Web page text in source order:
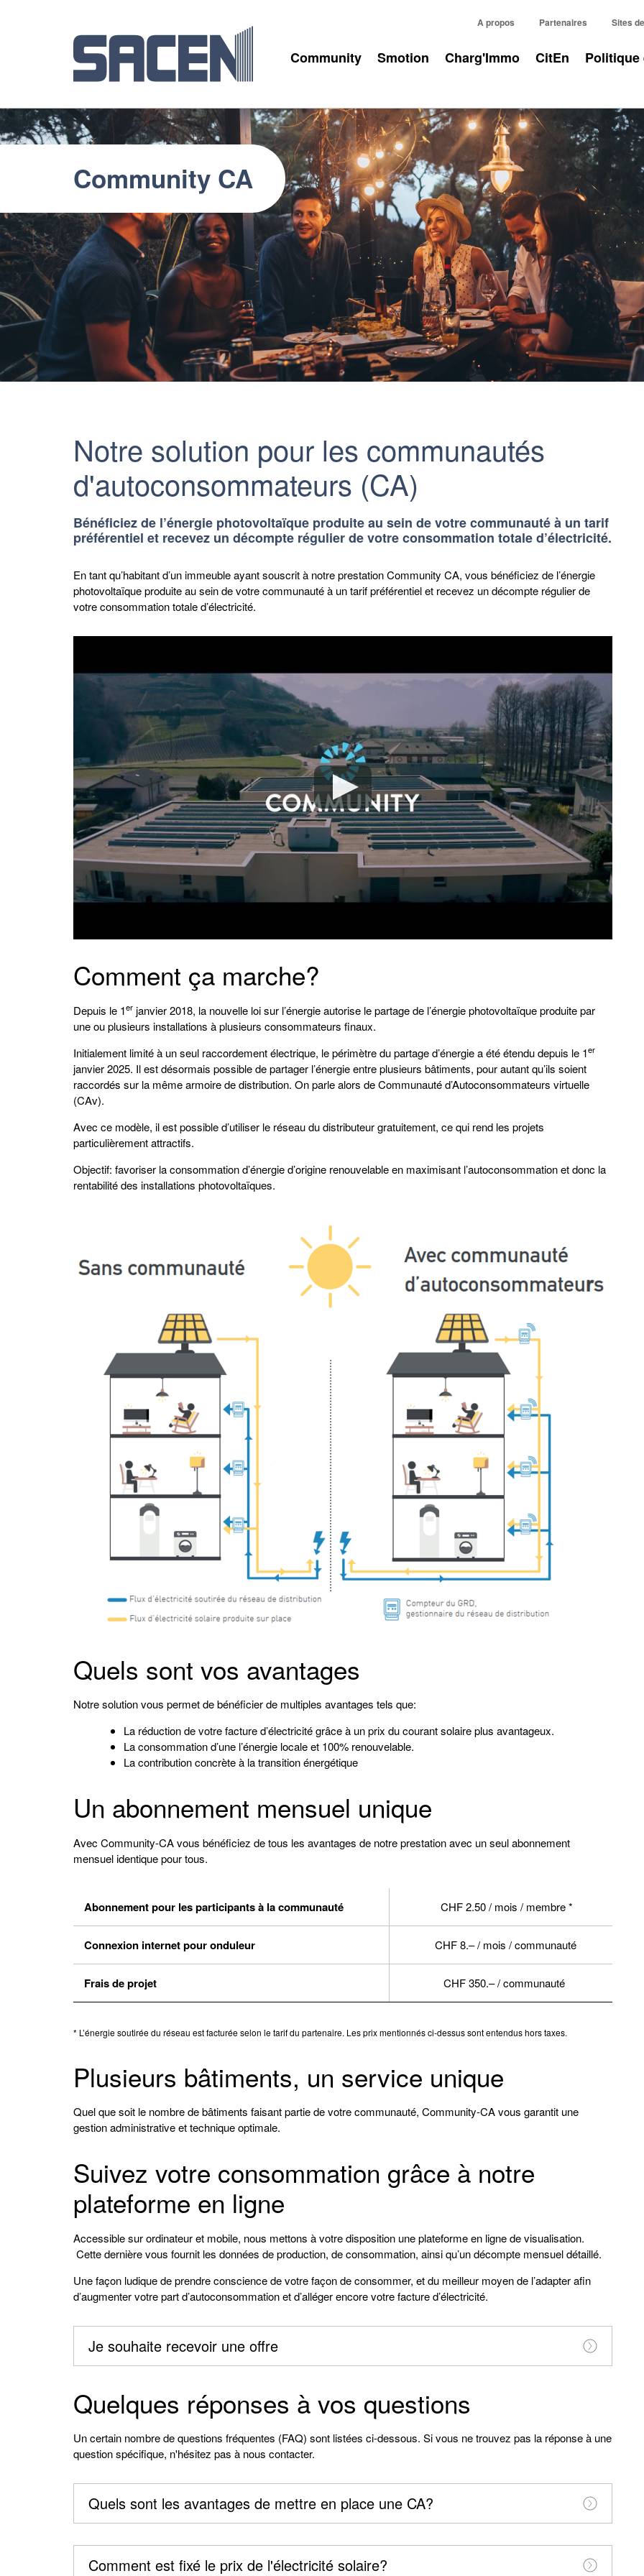
A propos Partenaires Sites
Community Smotion Charg'Immo CitEn Politique
Community CA
Notre solution pour les communautés
d'autoconsommateurs (CA)
Bénéficiez de l’énergie photovoltaïque produite au sein de votre communauté à un tarif
préférentiel et recevez un décompte régulier de votre consommation totale d’électricité.
En tant qu’habitant d’un immeuble ayant souscrit à notre prestation Community CA, vous bénéficiez de l’énergie
photovoltaïque produite au sein de votre communauté à un tarif préférentiel et recevez un décompte régulier de
votre consommation totale d’électricité.
Comment ça marche?
Depuis le 1er janvier 2018, la nouvelle loi sur l’énergie autorise le partage de l’énergie photovoltaïque produite par
une ou plusieurs installations à plusieurs consommateurs finaux.
Initialement limité à un seul raccordement électrique, le périmètre du partage d’énergie a été étendu depuis le 1er
janvier 2025. Il est désormais possible de partager l’énergie entre plusieurs bâtiments, pour autant qu’ils soient
raccordés sur la même armoire de distribution. On parle alors de Communauté d’Autoconsommateurs virtuelle
(CAv).
Avec ce modèle, il est possible d’utiliser le réseau du distributeur gratuitement, ce qui rend les projets
particulièrement attractifs.
Objectif: favoriser la consommation d’énergie d’origine renouvelable en maximisant l’autoconsommation et donc la
rentabilité des installations photovoltaïques.
Quels sont vos avantages
Notre solution vous permet de bénéficier de multiples avantages tels que:
La réduction de votre facture d’électricité grâce à un prix du courant solaire plus avantageux.
La consommation d’une l’énergie locale et 100% renouvelable.
La contribution concrète à la transition énergétique
Un abonnement mensuel unique
Avec Community-CA vous bénéficiez de tous les avantages de notre prestation avec un seul abonnement
mensuel identique pour tous.
Abonnement pour les participants à la communauté CHF 2.50 / mois / membre *
Connexion internet pour onduleur CHF 8.– / mois / communauté
Frais de projet CHF 350.– / communauté
* L’énergie soutirée du réseau est facturée selon le tarif du partenaire. Les prix mentionnés ci-dessus sont entendus hors taxes.
Plusieurs bâtiments, un service unique
Quel que soit le nombre de bâtiments faisant partie de votre communauté, Community-CA vous garantit une
gestion administrative et technique optimale.
Suivez votre consommation grâce à notre
plateforme en ligne
Accessible sur ordinateur et mobile, nous mettons à votre disposition une plateforme en ligne de visualisation.
Cette dernière vous fournit les données de production, de consommation, ainsi qu’un décompte mensuel détaillé.
Une façon ludique de prendre conscience de votre façon de consommer, et du meilleur moyen de l’adapter afin
d’augmenter votre part d’autoconsommation et d’alléger encore votre facture d’électricité.
Je souhaite recevoir une offre
Quelques réponses à vos questions
Un certain nombre de questions fréquentes (FAQ) sont listées ci-dessous. Si vous ne trouvez pas la réponse à une
question spécifique, n'hésitez pas à nous contacter.
Quels sont les avantages de mettre en place une CA?
Comment est fixé le prix de l'électricité solaire?